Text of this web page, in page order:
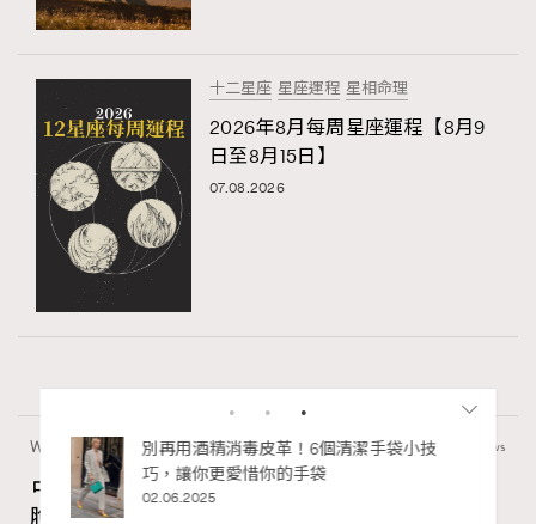
十二星座 星座運程 星相命理
2026年8月每周星座運程【8月9
日至8月15日】
07.08.2026
Wellness 50 views
占星巫利專欄：「凱龍星在金牛座逆行」擺